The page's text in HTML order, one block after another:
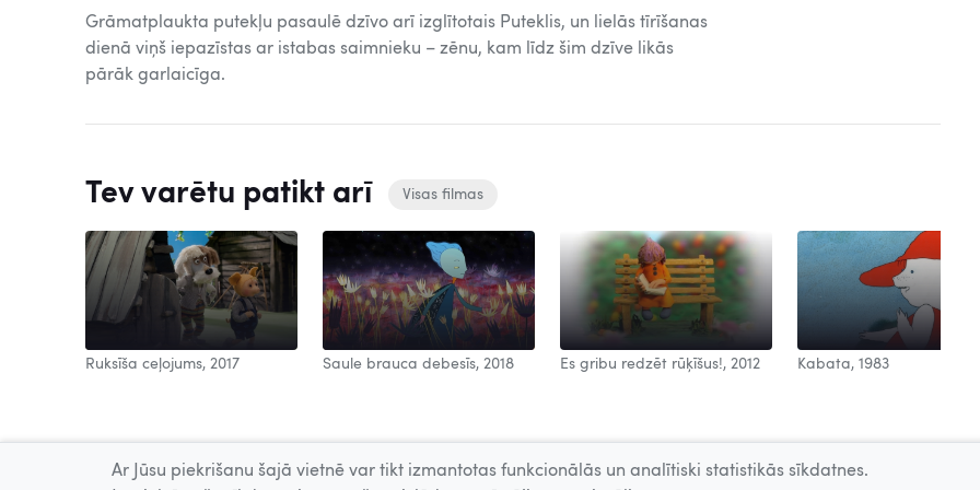
Grāmatplaukta putekļu pasaulē dzīvo arī izglītotais Puteklis, un lielās tīrīšanas
dienā viņš iepazīstas ar istabas saimnieku – zēnu, kam līdz šim dzīve likās
pārāk garlaicīga.
Tev varētu patikt arī Visas filmas
Ruksīša ceļojums, 2017 Saule brauca debesīs, 2018 Es gribu redzēt rūķīšus!, 2012 Kabata, 1983
Ar Jūsu piekrišanu šajā vietnē var tikt izmantotas funkcionālās un analītiski statistikās sīkdatnes.